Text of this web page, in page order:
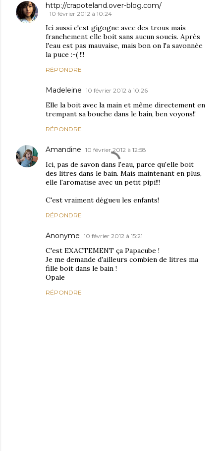
http://crapoteland.over-blog.com/
10 février 2012 à 10:24
Ici aussi c'est gigogne avec des trous mais
franchement elle boit sans aucun soucis. Après
l'eau est pas mauvaise, mais bon on l'a savonnée
la puce :-( !!!
RÉPONDRE
Madeleine 10 février 2012 à 10:26
Elle la boit avec la main et même directement en
trempant sa bouche dans le bain, ben voyons!!
RÉPONDRE
Amandine 10 février 2012 à 12:58
Ici, pas de savon dans l'eau, parce qu'elle boit
des litres dans le bain. Mais maintenant en plus,
elle l'aromatise avec un petit pipi!!!
C'est vraiment dégueu les enfants!
RÉPONDRE
Anonyme 10 février 2012 à 15:21
C'est EXACTEMENT ça Papacube !
Je me demande d'ailleurs combien de litres ma
fille boit dans le bain !
Opale
RÉPONDRE